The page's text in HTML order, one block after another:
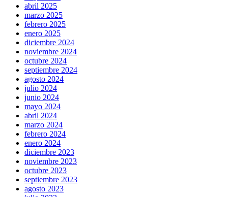
abril 2025
marzo 2025
febrero 2025
enero 2025
diciembre 2024
noviembre 2024
octubre 2024
septiembre 2024
agosto 2024
julio 2024
junio 2024
mayo 2024
abril 2024
marzo 2024
febrero 2024
enero 2024
diciembre 2023
noviembre 2023
octubre 2023
septiembre 2023
agosto 2023